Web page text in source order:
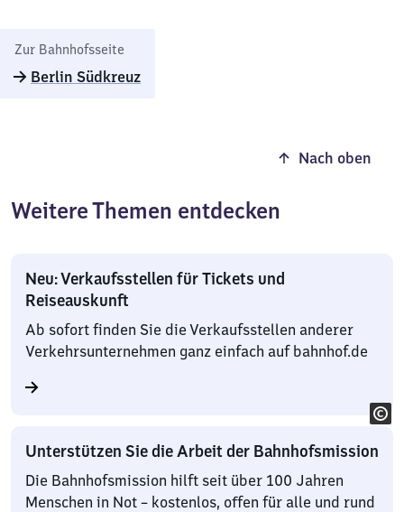
Zur Bahnhofsseite
Berlin Südkreuz
Nach oben
Weitere Themen entdecken
Neu: Verkaufsstellen für Tickets und
Reiseauskunft
Ab sofort finden Sie die Verkaufsstellen anderer
Verkehrsunternehmen ganz einfach auf bahnhof.de
Unterstützen Sie die Arbeit der Bahnhofsmission
Die Bahnhofsmission hilft seit über 100 Jahren
Menschen in Not – kostenlos, offen für alle und rund